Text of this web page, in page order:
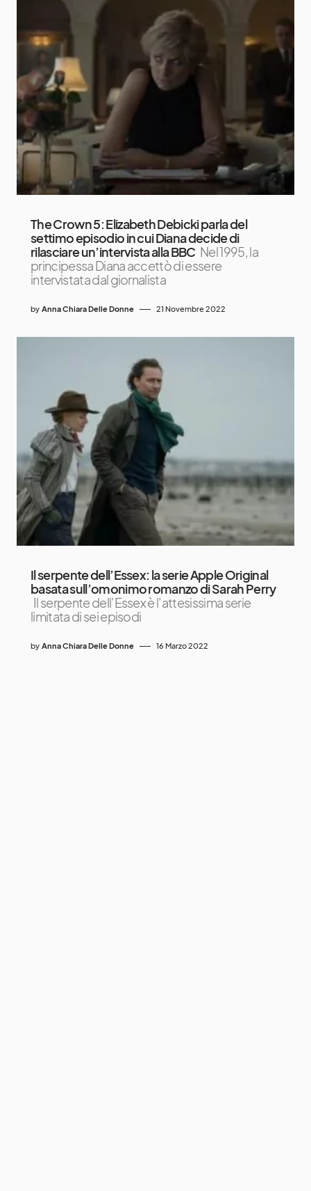
The Crown 5: Elizabeth Debicki parla del
settimo episodio in cui Diana decide di
rilasciare un’intervista alla BBC Nel 1995, la
principessa Diana accettò di essere
intervistata dal giornalista
by Anna Chiara Delle Donne 21 Novembre 2022
Il serpente dell’Essex: la serie Apple Original
basata sull’omonimo romanzo di Sarah Perry
Il serpente dell’Essex è l’attesissima serie
limitata di sei episodi
by Anna Chiara Delle Donne 16 Marzo 2022